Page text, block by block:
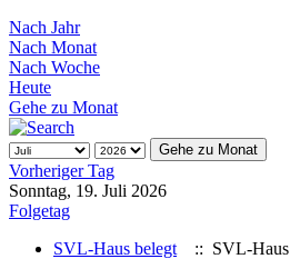
Nach Jahr
Nach Monat
Nach Woche
Heute
Gehe zu Monat
Gehe zu Monat
Vorheriger Tag
Sonntag, 19. Juli 2026
Folgetag
SVL-Haus belegt
:: SVL-Haus